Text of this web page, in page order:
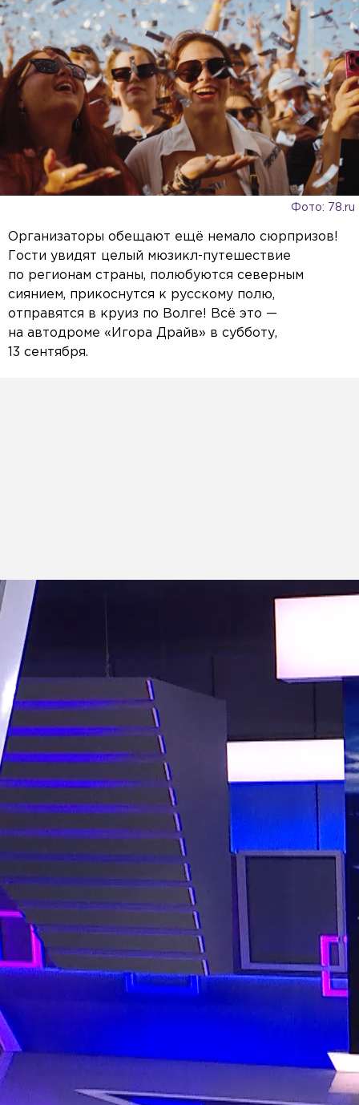
Фото: 78.ru
Организаторы обещают ещё немало сюрпризов!
Гости увидят целый мюзикл-путешествие
по регионам страны, полюбуются северным
сиянием, прикоснутся к русскому полю,
отправятся в круиз по Волге! Всё это —
на автодроме «Игора Драйв» в субботу,
13 сентября.